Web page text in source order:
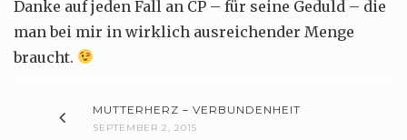
Danke auf jeden Fall an CP – für seine Geduld – die
man bei mir in wirklich ausreichender Menge
braucht.
MUTTERHERZ – VERBUNDENHEIT
SEPTEMBER 2, 2015